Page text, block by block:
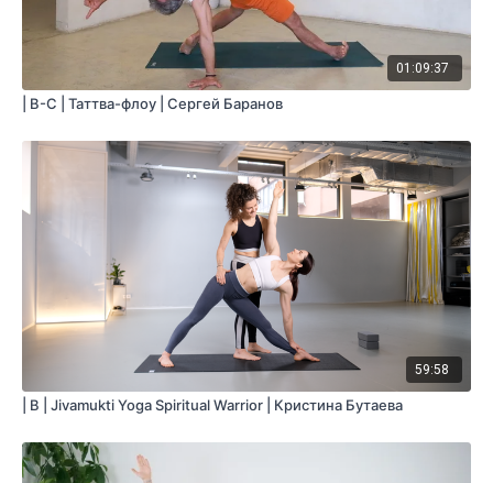
01:09:37
| B-C | Таттва-флоу | Сергей Баранов
59:58
| B | Jivamukti Yoga Spiritual Warrior | Кристина Бутаева